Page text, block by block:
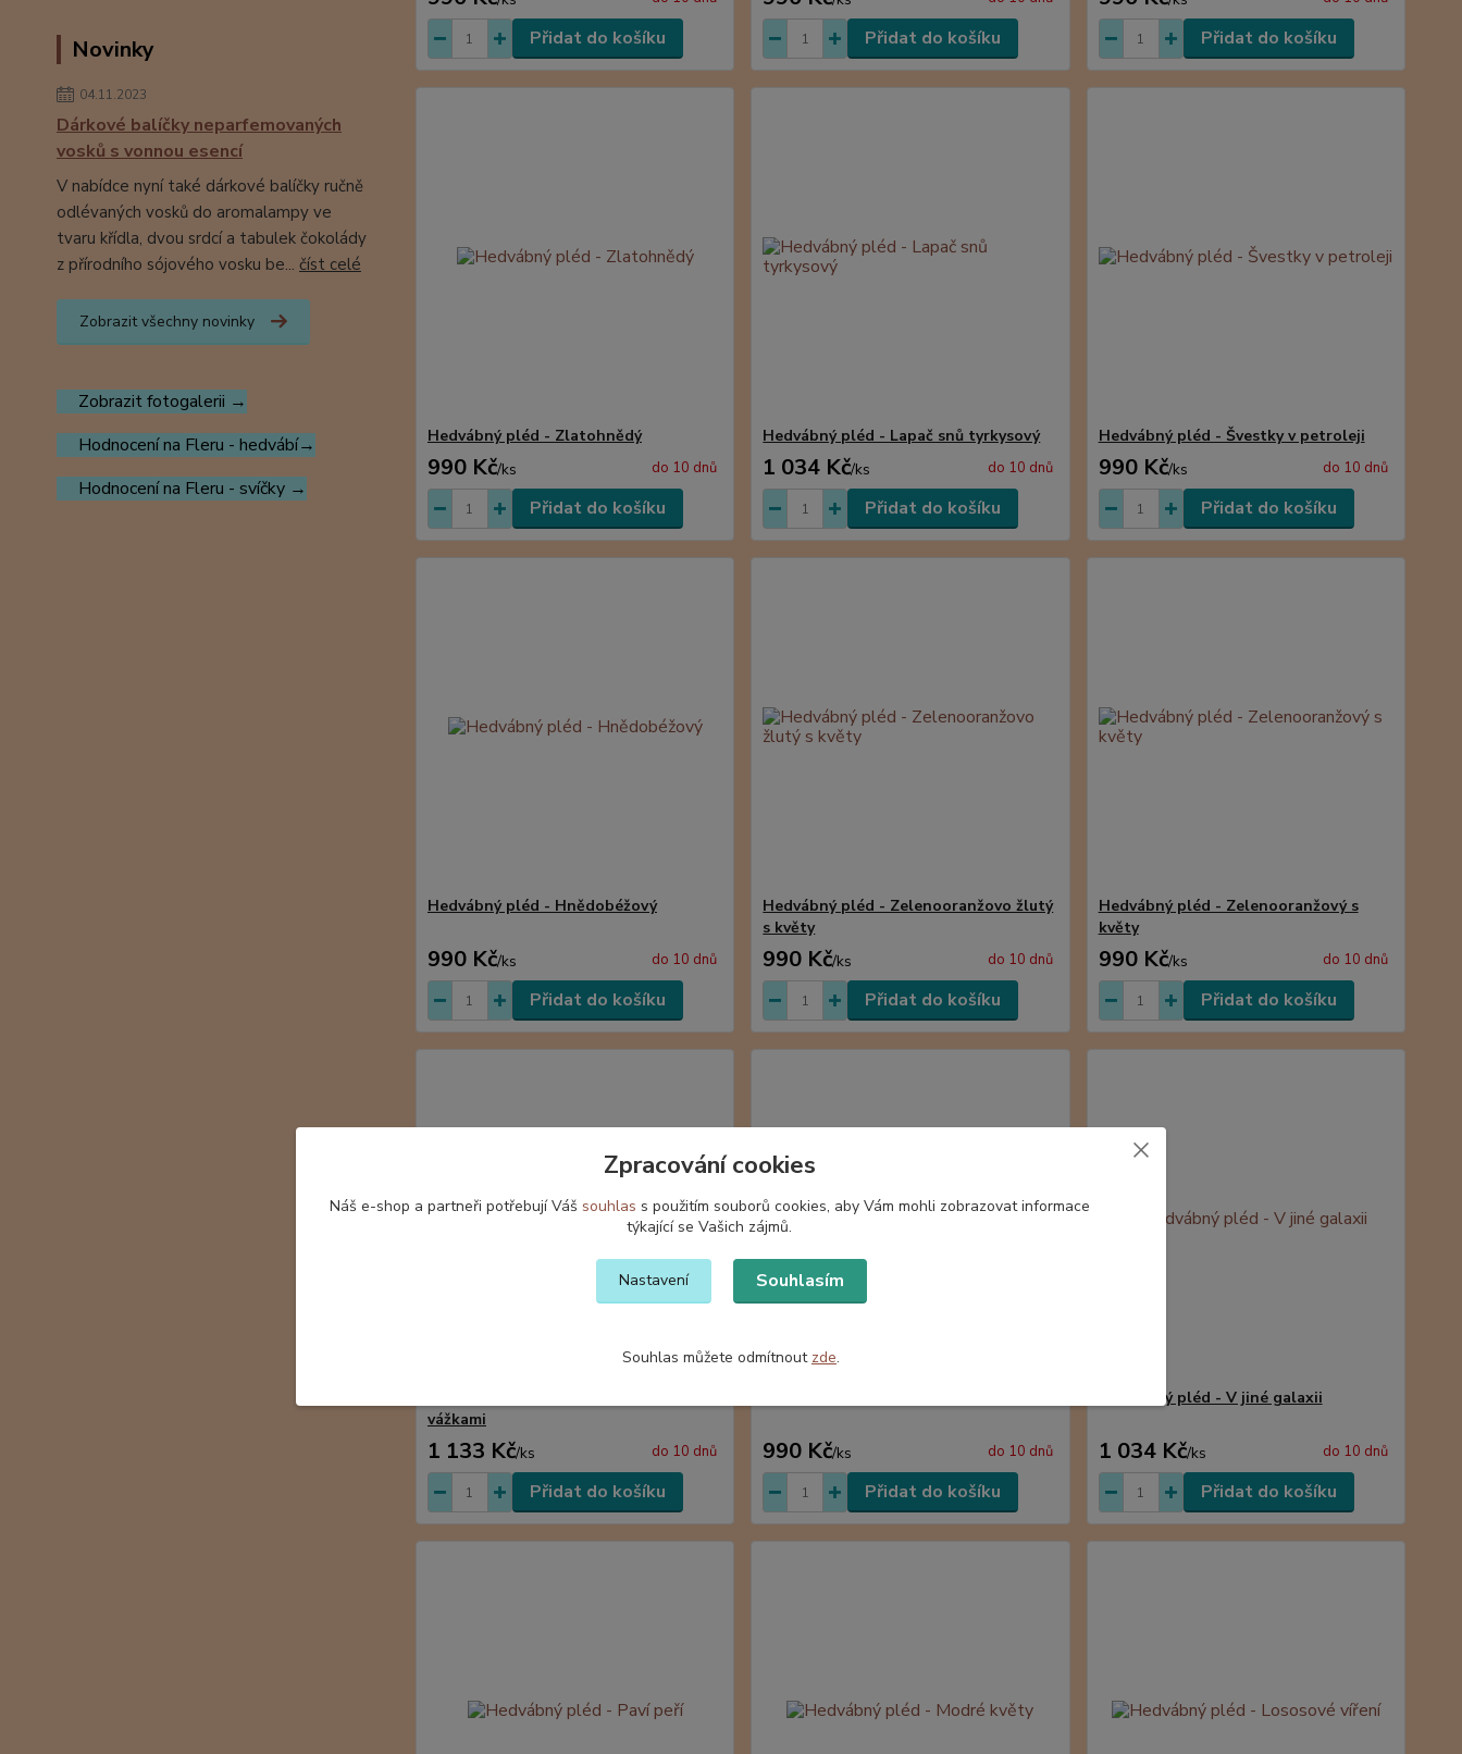
Novinky
04.11.2023
Dárkové balíčky neparfemovaných
vosků s vonnou esencí
V nabídce nyní také dárkové balíčky ručně
odlévaných vosků do aromalampy ve
tvaru křídla, dvou srdcí a tabulek čokolády
z přírodního sójového vosku be... číst celé
Zobrazit všechny novinky
Zobrazit fotogalerii →
Hodnocení na Fleru - hedvábí→
Hodnocení na Fleru - svíčky →
Přidat do košíku Přidat do košíku Přidat do košíku
Hedvábný pléd - Zlatohnědý
990 Kč/ks do 10 dnů
Přidat do košíku
Hedvábný pléd - Lapač snů tyrkysový
1 034 Kč/ks do 10 dnů
Přidat do košíku
Hedvábný pléd - Švestky v petroleji
990 Kč/ks do 10 dnů
Přidat do košíku
Hedvábný pléd - Hnědobéžový
990 Kč/ks do 10 dnů
Přidat do košíku
Hedvábný pléd - Zelenooranžovo žlutý
s květy
990 Kč/ks do 10 dnů
Přidat do košíku
Hedvábný pléd - Zelenooranžový s
květy
990 Kč/ks do 10 dnů
Přidat do košíku
vážkami
1 133 Kč/ks do 10 dnů
Přidat do košíku
990 Kč/ks do 10 dnů
Přidat do košíku
Hedvábný pléd - V jiné galaxii
1 034 Kč/ks do 10 dnů
Přidat do košíku
Zpracování cookies
Náš e-shop a partneři potřebují Váš souhlas s použitím souborů cookies, aby Vám mohli zobrazovat informace
týkající se Vašich zájmů.
Nastavení Souhlasím
Souhlas můžete odmítnout zde.